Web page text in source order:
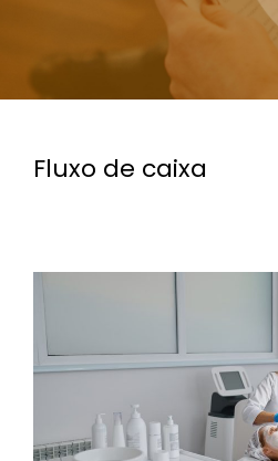
Fluxo de caixa